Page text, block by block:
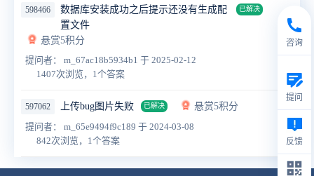
598466
数据库安装成功之后提示还没有生成配
置文件
已解决
悬赏5积分
提问者： m_67ac18b5934b1 于 2025-02-12
1407次浏览，1个答案
597062 上传bug图片失败 已解决
悬赏5积分
提问者： m_65e9494f9c189 于 2024-03-08
842次浏览，1个答案
咨询
提问
反馈